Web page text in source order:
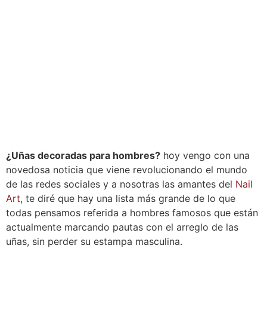
¿Uñas decoradas para hombres? hoy vengo con una
novedosa noticia que viene revolucionando el mundo
de las redes sociales y a nosotras las amantes del Nail
Art, te diré que hay una lista más grande de lo que
todas pensamos referida a hombres famosos que están
actualmente marcando pautas con el arreglo de las
uñas, sin perder su estampa masculina.